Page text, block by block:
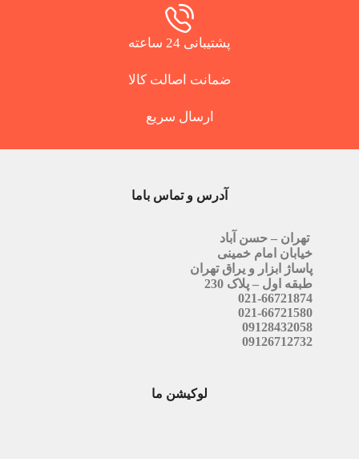
پشتیبانی 24 ساعته
ضمانت اصالت کالا
ارسال سریع
آدرس و تماس باما
تهران – حسن آباد
خیابان امام خمینی
پاساژ ابزار و یراق تهران
طبقه اول – پلاک 230
021-66721874
021-66721580
09128432058
09126712732
لوکیشن ما